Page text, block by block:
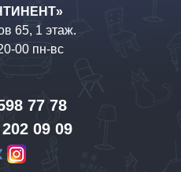
65, 1 этаж.
00 пн-вс
77 78
202 09 09